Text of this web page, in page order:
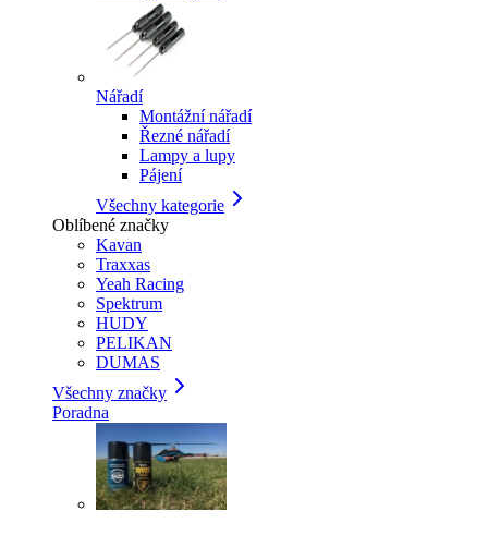
Nářadí
Montážní nářadí
Řezné nářadí
Lampy a lupy
Pájení
Všechny kategorie
Oblíbené značky
Kavan
Traxxas
Yeah Racing
Spektrum
HUDY
PELIKAN
DUMAS
Všechny značky
Poradna